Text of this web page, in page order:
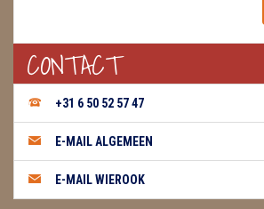
VLINDERS
WIEROOK, OLIE & TOEBEHOREN
ZAKJES WATER ELIXERS
CONTACT
+31 6 50 52 57 47
E-MAIL ALGEMEEN
E-MAIL WIEROOK